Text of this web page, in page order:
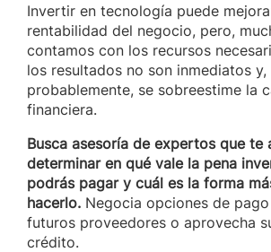
Invertir en tecnología puede
rentabilidad del negocio, pero,
contamos con los recursos
los resultados no son inmediatos y,
probablemente, se sobreestime la
financiera.
Busca asesoría de expertos que te
determinar en qué vale la pena
podrás pagar y cuál es la forma
hacerlo. Negocia opciones de
futuros proveedores o aprovecha
crédito.